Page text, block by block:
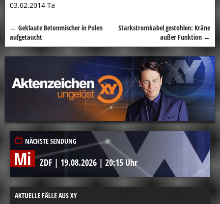
03.02.2014 Ta
Beitragsnavigation
← Geklaute Betonmischer in Polen
aufgetaucht
Starkstromkabel gestohlen: Kräne
außer Funktion →
NÄCHSTE SENDUNG
Mi ZDF | 19.08.2026 | 20:15 Uhr
AKTUELLE FÄLLE AUS XY